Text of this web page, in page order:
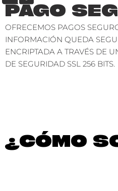
PAGO
OFRECEMOS PAGOS
INFORMACIÓN QUEDA
ENCRIPTADA A TRAVÉS DE
DE SEGURIDAD SSL 256 BITS.
¿CÓMO